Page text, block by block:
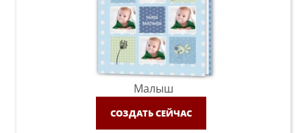
Малыш
СОЗДАТЬ СЕЙЧАС